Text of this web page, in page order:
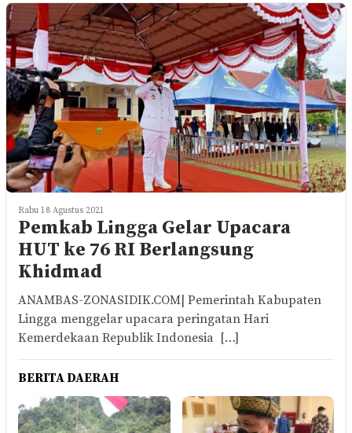
Rabu 18 Agustus 2021
Pemkab Lingga Gelar Upacara
HUT ke 76 RI Berlangsung
Khidmad
ANAMBAS-ZONASIDIK.COM| Pemerintah Kabupaten
Lingga menggelar upacara peringatan Hari
Kemerdekaan Republik Indonesia […]
BERITA DAERAH